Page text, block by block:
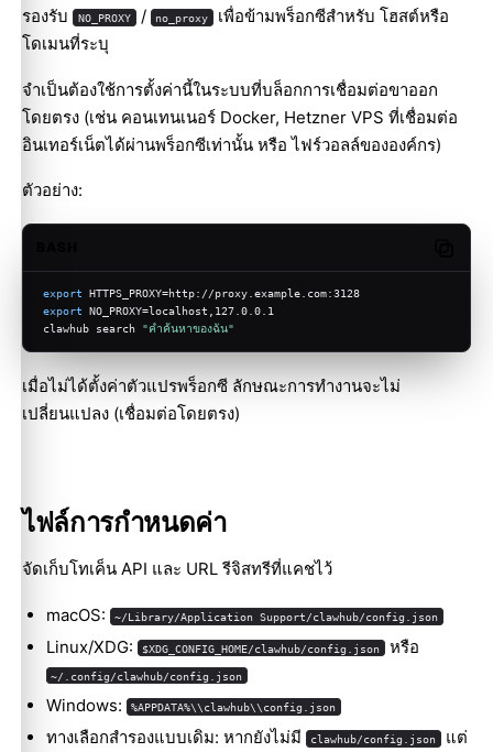
รองรับ
NO_PROXY / no_proxy
เพื่อข้ามพร็อกซีสำหรับ โฮสต์หรือ
โดเมนที่ระบุ
จำเป็นต้องใช้การตั้งค่านี้ในระบบที่บล็อกการเชื่อมต่อขาออก
โดยตรง (เช่น คอนเทนเนอร์ Docker, Hetzner VPS ที่เชื่อมต่อ
อินเทอร์เน็ตได้ผ่านพร็อกซีเท่านั้น หรือ ไฟร์วอลล์ขององค์กร)
ตัวอย่าง:
export HTTPS_PROXY=http://proxy.example.com:3128
export NO_PROXY=localhost,127.0.0.1
clawhub search "คำค้นหาของฉัน"
เมื่อไม่ได้ตั้งค่าตัวแปรพร็อกซี ลักษณะการทำงานจะไม่
เปลี่ยนแปลง (เชื่อมต่อโดยตรง)
ไฟล์การกำหนดค่า
จัดเก็บโทเค็น API และ URL รีจิสทรีที่แคชไว้
macOS: ~/Library/Application Support/clawhub/config.json
Linux/XDG: $XDG_CONFIG_HOME/clawhub/config.json หรือ
~/.config/clawhub/config.json
Windows: %APPDATA%\\clawhub\\config.json
ทางเลือกสำรองแบบเดิม: หากยังไม่มี clawhub/config.json
แต่